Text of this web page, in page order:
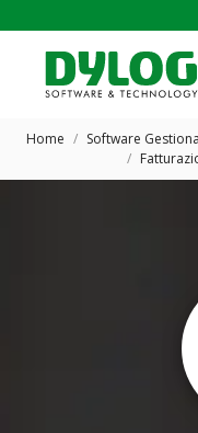
Tu sei qui:
Home Software